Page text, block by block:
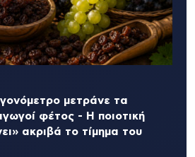
μετράνε τα
φέτος - Η ποιοτική
ακριβά το τίμημα του